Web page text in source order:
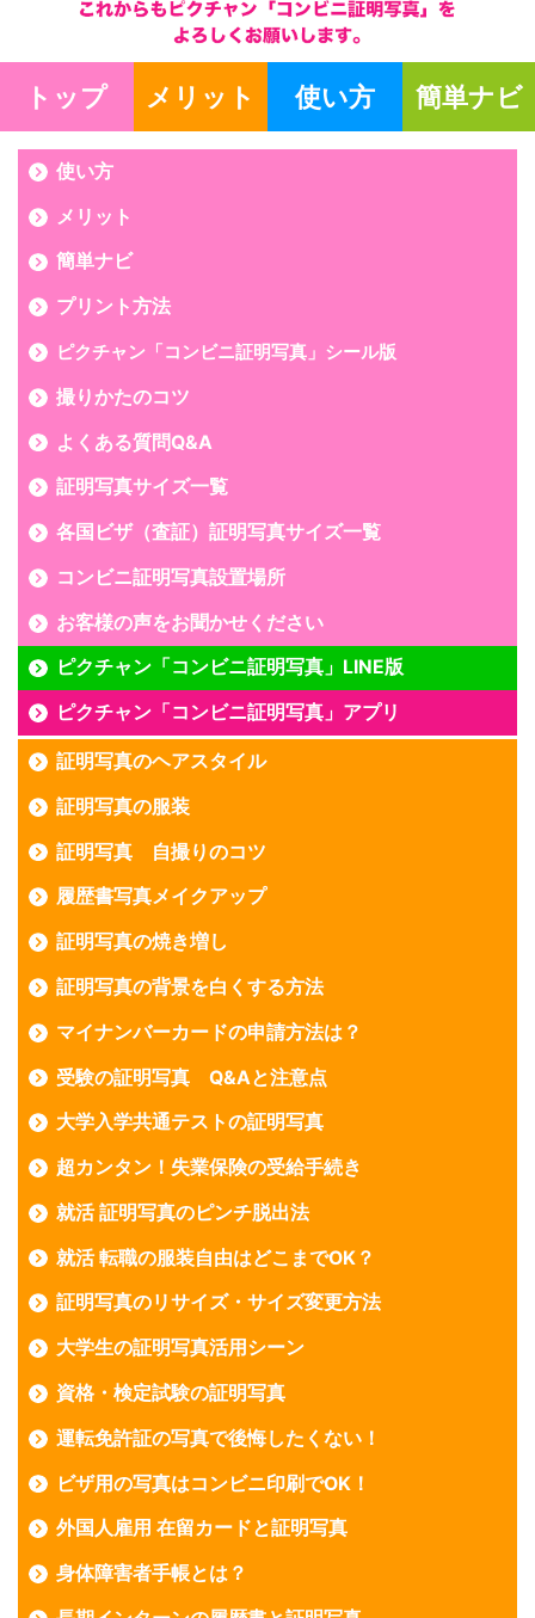
トップ メリット 使い方 簡単ナビ
使い方
メリット
簡単ナビ
プリント方法
ピクチャン「コンビニ証明写真」シール版
撮りかたのコツ
よくある質問Q&A
証明写真サイズ一覧
各国ビザ（査証）証明写真サイズ一覧
コンビニ証明写真設置場所
お客様の声をお聞かせください
ピクチャン「コンビニ証明写真」LINE版
ピクチャン「コンビニ証明写真」アプリ
証明写真のヘアスタイル
証明写真の服装
証明写真 自撮りのコツ
履歴書写真メイクアップ
証明写真の焼き増し
証明写真の背景を白くする方法
マイナンバーカードの申請方法は？
受験の証明写真 Q&Aと注意点
大学入学共通テストの証明写真
超カンタン！失業保険の受給手続き
就活 証明写真のピンチ脱出法
就活 転職の服装自由はどこまでOK？
証明写真のリサイズ・サイズ変更方法
大学生の証明写真活用シーン
資格・検定試験の証明写真
運転免許証の写真で後悔したくない！
ビザ用の写真はコンビニ印刷でOK！
外国人雇用 在留カードと証明写真
身体障害者手帳とは？